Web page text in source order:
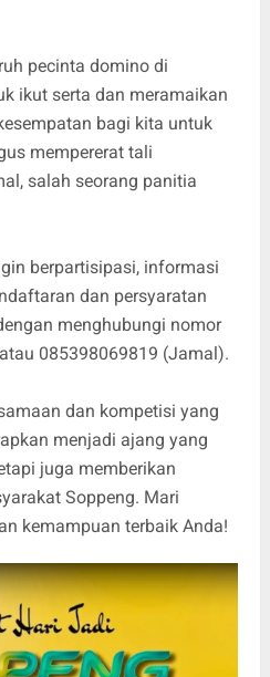
pecinta domino di
ikut serta dan meramaikan
bagi kita untuk
mempererat tali
salah seorang panitia
berpartisipasi, informasi
dan persyaratan
menghubungi nomor
085398069819 (Jamal).
dan kompetisi yang
menjadi ajang yang
juga memberikan
Soppeng. Mari
kemampuan terbaik Anda!